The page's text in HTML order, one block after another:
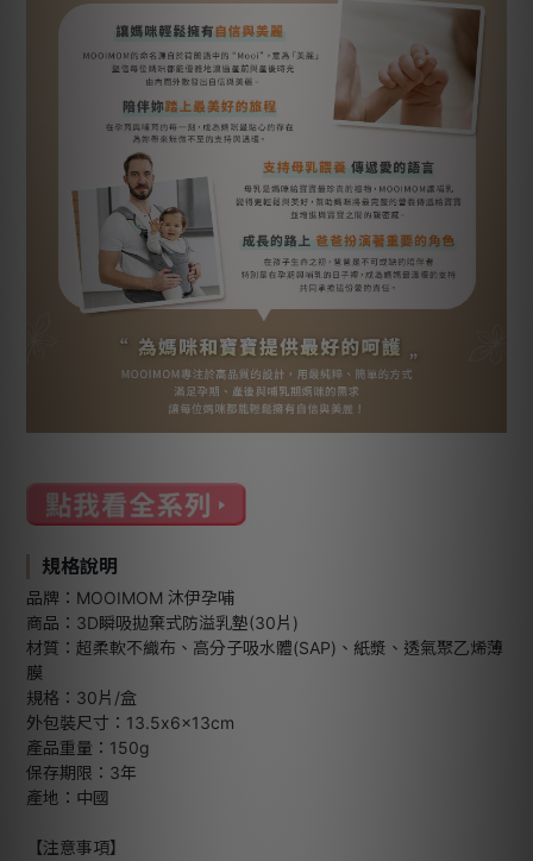
規格說明
品牌：MOOIMOM 沐伊孕哺
商品：3D瞬吸拋棄式防溢乳墊(30片)
材質：超柔軟不織布、高分子吸水體(SAP)、紙漿、透氣聚乙烯薄
膜
規格：30片/盒
外包裝尺寸：13.5x6x13cm
產品重量：150g
保存期限：3年
產地：中國
【注意事項】